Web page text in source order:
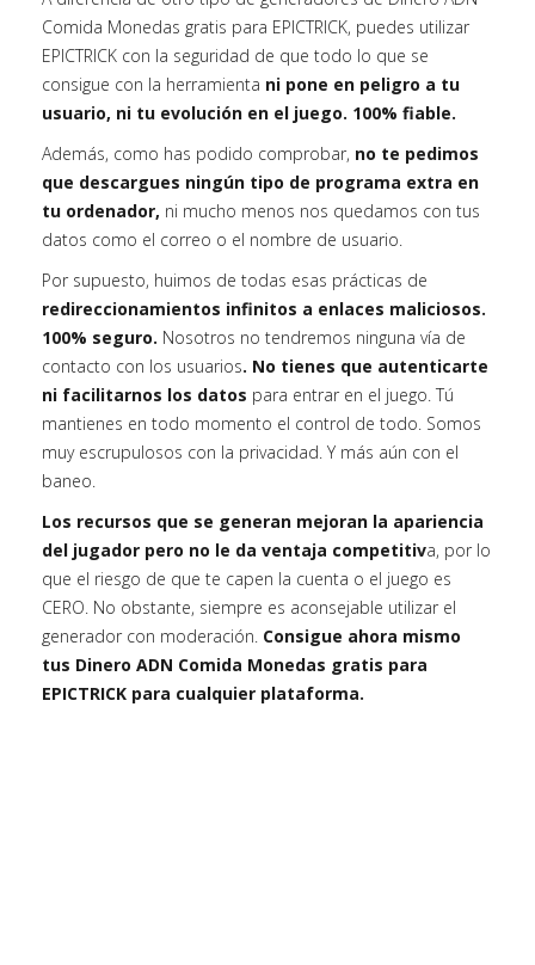
Comida Monedas gratis para EPICTRICK, puedes utilizar
EPICTRICK con la seguridad de que todo lo que se
consigue con la herramienta ni pone en peligro a tu
usuario, ni tu evolución en el juego. 100% fiable.
Además, como has podido comprobar, no te pedimos
que descargues ningún tipo de programa extra en
tu ordenador, ni mucho menos nos quedamos con tus
datos como el correo o el nombre de usuario.
Por supuesto, huimos de todas esas prácticas de
redireccionamientos infinitos a enlaces maliciosos.
100% seguro. Nosotros no tendremos ninguna vía de
contacto con los usuarios. No tienes que autenticarte
ni facilitarnos los datos para entrar en el juego. Tú
mantienes en todo momento el control de todo. Somos
muy escrupulosos con la privacidad. Y más aún con el
baneo.
Los recursos que se generan mejoran la apariencia
del jugador pero no le da ventaja competitiva, por lo
que el riesgo de que te capen la cuenta o el juego es
CERO. No obstante, siempre es aconsejable utilizar el
generador con moderación. Consigue ahora mismo
tus Dinero ADN Comida Monedas gratis para
EPICTRICK para cualquier plataforma.